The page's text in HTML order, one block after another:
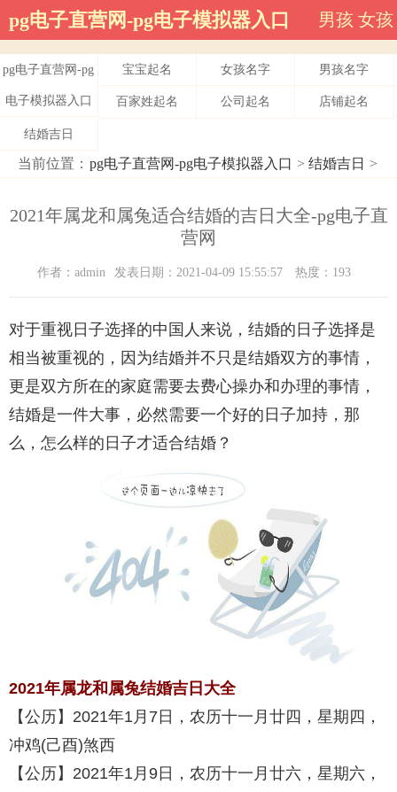
pg电子直营网-pg电子模拟器入口 男孩 女孩
pg电子直营网-pg
电子模拟器入口
宝宝起名 女孩名字 男孩名字
百家姓起名 公司起名 店铺起名
结婚吉日
当前位置： pg电子直营网-pg电子模拟器入口 > 结婚吉日 >
2021年属龙和属兔适合结婚的吉日大全-pg电子直
营网
作者：admin 发表日期：2021-04-09 15:55:57 热度：193
对于重视日子选择的中国人来说，结婚的日子选择是
相当被重视的，因为结婚并不只是结婚双方的事情，
更是双方所在的家庭需要去费心操办和办理的事情，
结婚是一件大事，必然需要一个好的日子加持，那
么，怎么样的日子才适合结婚？
2021年属龙和属兔结婚吉日大全
【公历】2021年1月7日，农历十一月廿四，星期四，
冲鸡(己酉)煞西
【公历】2021年1月9日，农历十一月廿六，星期六，